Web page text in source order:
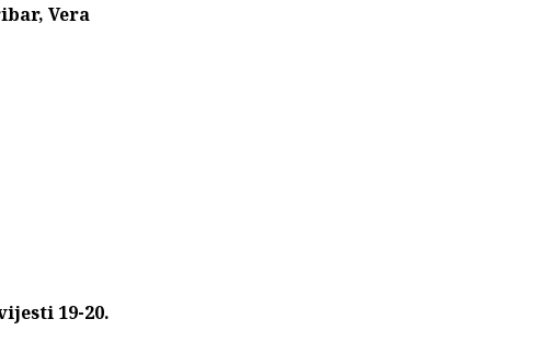
Vera
19-20.